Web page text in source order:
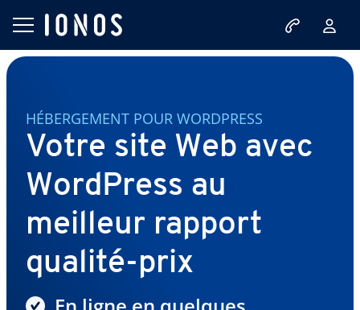
HÉBERGEMENT POUR WORDPRESS
Votre site Web avec
WordPress au
meilleur rapport
qualité-prix